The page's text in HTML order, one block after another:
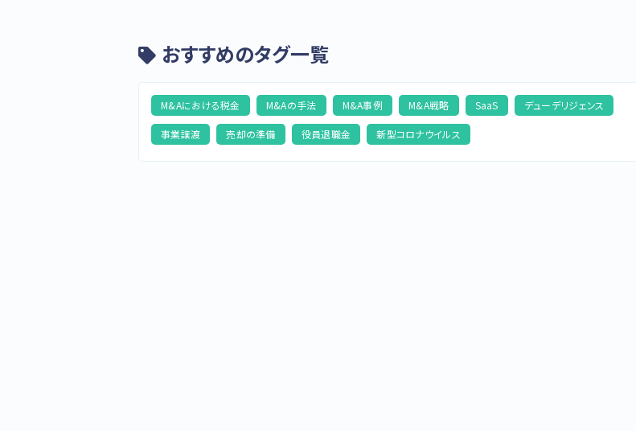
おすすめのタグ一覧
M&Aにおける税金 M&Aの手法 M&A事例 M&A戦略 SaaS デューデリジェンス
事業譲渡 売却の準備 役員退職金 新型コロナウイルス